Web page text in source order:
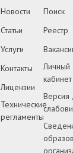
Новости
Статьи
Услуги
Контакты
Лицензии
Технические
регламенты
Поиск
Реестр
Личный
кабинет
Версия